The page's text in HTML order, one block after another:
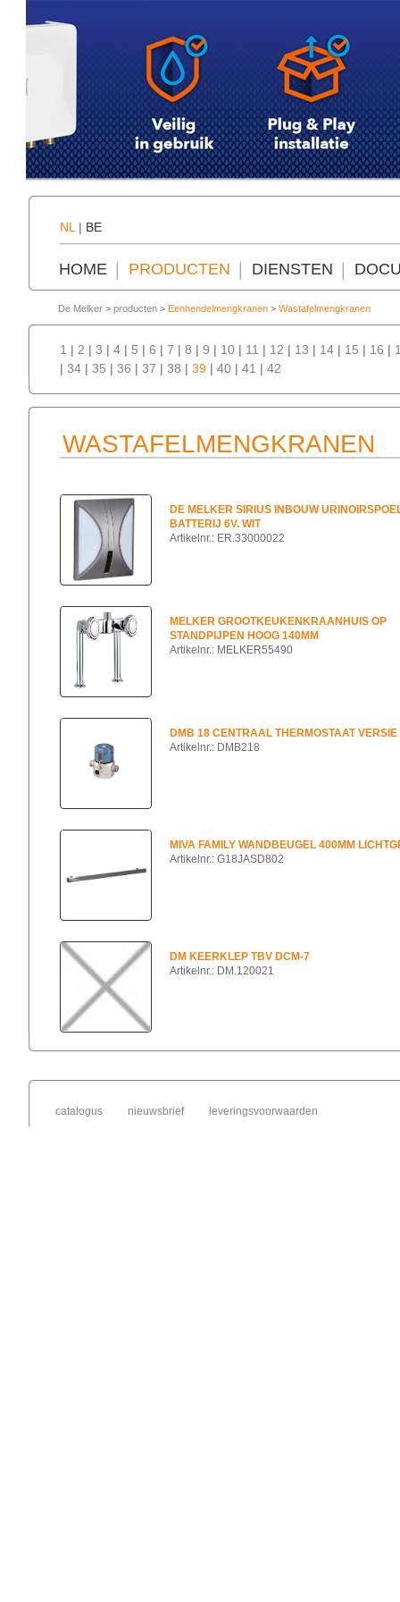
NL | BE
HOME PRODUCTEN DIENSTEN
De Melker > producten > Eenhendelmengkranen > Wastafelmengkranen
1 | 2 | 3 | 4 | 5 | 6 | 7 | 8 | 9 | 10 | 11 | 12 | 13 | 14 | 15 | 16 |
| 34 | 35 | 36 | 37 | 38 | 39 | 40 | 41 | 42
WASTAFELMENGKRANEN
DE MELKER SIRIUS INBOUW
BATTERIJ 6V. WIT
Artikelnr.: ER.33000022
MELKER GROOTKEUKENKRAANHUIS OP
STANDPIJPEN HOOG 140MM
Artikelnr.: MELKER55490
DMB 18 CENTRAAL THERMOSTAAT VERSIE
Artikelnr.: DMB218
MIVA FAMILY WANDBEUGEL 400MM
Artikelnr.: G18JASD802
DM KEERKLEP TBV DCM-7
Artikelnr.: DM.120021
catalogus nieuwsbrief leveringsvoorwaarden